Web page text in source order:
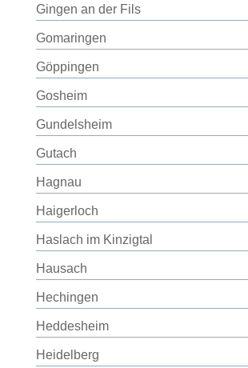
Gingen an der Fils
Gomaringen
Göppingen
Gosheim
Gundelsheim
Gutach
Hagnau
Haigerloch
Haslach im Kinzigtal
Hausach
Hechingen
Heddesheim
Heidelberg